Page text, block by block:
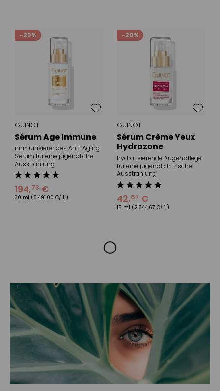
-20%
GUINOT
Sérum Age Immune
immunisierendes Anti-Aging
Serum für eine jugendliche
Ausstrahlung
194,73 €
30 ml (6.491,00 €/ 1l)
-20%
GUINOT
Sérum Crème Yeux
Hydrazone
hydratisierende Augenpflege
für eine jugendlich frische
Ausstrahlung
42,67 €
15 ml (2.844,67 €/ 1l)